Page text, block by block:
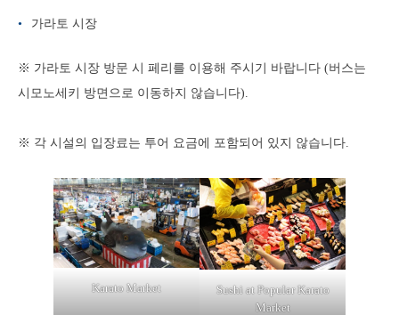
가라토 시장
※ 가라토 시장 방문 시 페리를 이용해 주시기 바랍니다 (버스는
시모노세키 방면으로 이동하지 않습니다).
※ 각 시설의 입장료는 투어 요금에 포함되어 있지 않습니다.
Karato Market
Sushi at Popular Karato
Market